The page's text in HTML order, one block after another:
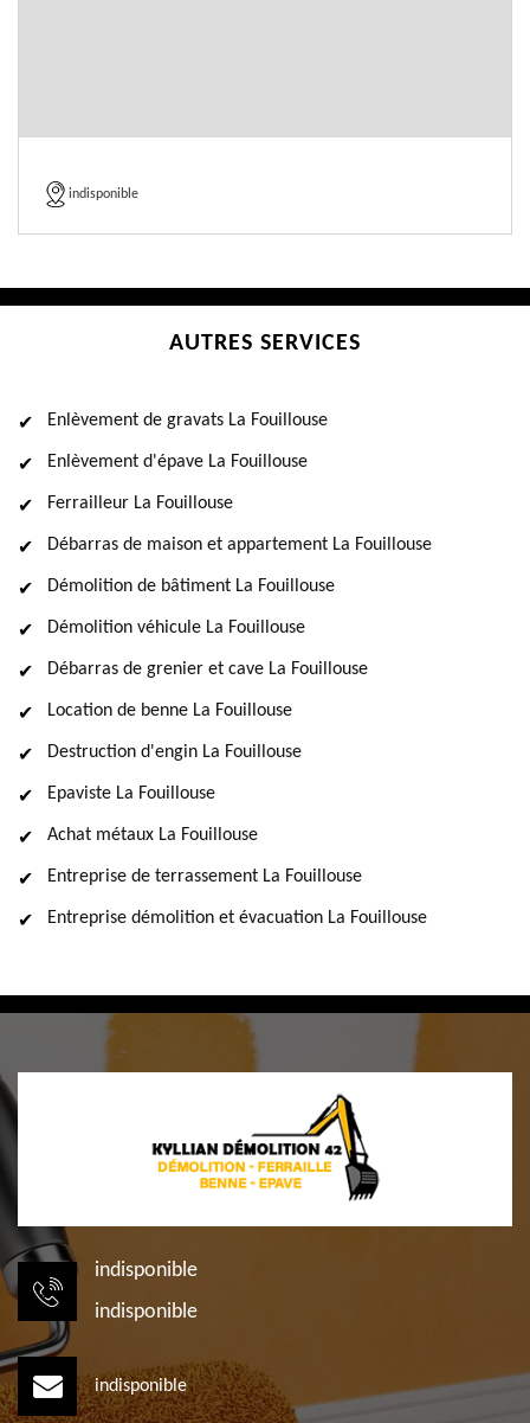
indisponible
AUTRES SERVICES
Enlèvement de gravats La Fouillouse
Enlèvement d'épave La Fouillouse
Ferrailleur La Fouillouse
Débarras de maison et appartement La Fouillouse
Démolition de bâtiment La Fouillouse
Démolition véhicule La Fouillouse
Débarras de grenier et cave La Fouillouse
Location de benne La Fouillouse
Destruction d'engin La Fouillouse
Epaviste La Fouillouse
Achat métaux La Fouillouse
Entreprise de terrassement La Fouillouse
Entreprise démolition et évacuation La Fouillouse
indisponible
indisponible
indisponible